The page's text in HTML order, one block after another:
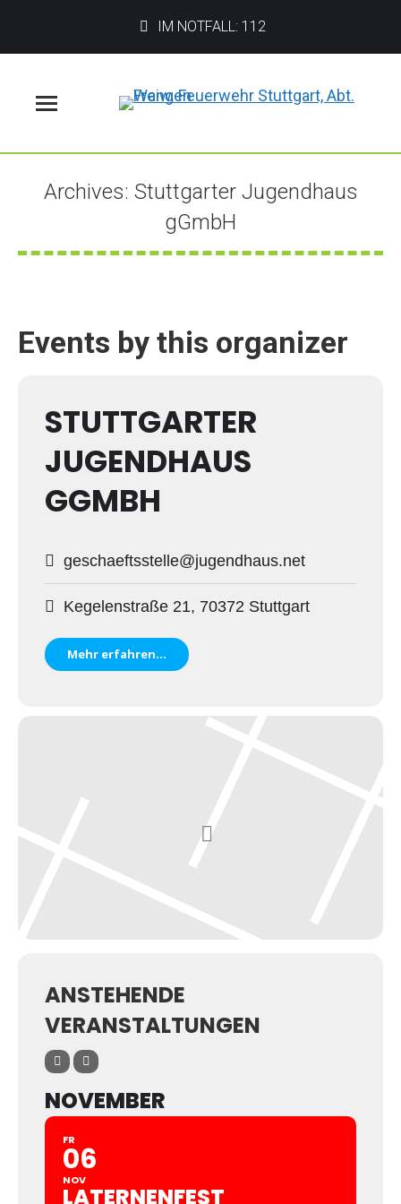
IM NOTFALL: 112
Archives: Stuttgarter Jugendhaus
gGmbH
Sie befinden sich hier:
Events by this organizer
STUTTGARTER
JUGENDHAUS
GGMBH
geschaeftsstelle@jugendhaus.net
Kegelenstraße 21, 70372 Stuttgart
Mehr erfahren...
ANSTEHENDE
VERANSTALTUNGEN
NOVEMBER
FR
06
NOV
LATERNENFEST